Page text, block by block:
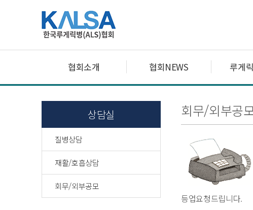
협회소개 협회NEWS 루게
상담실
질병상담
재활/호흡상담
회무/외부공모
회무/외부공
등업요청드립니다.